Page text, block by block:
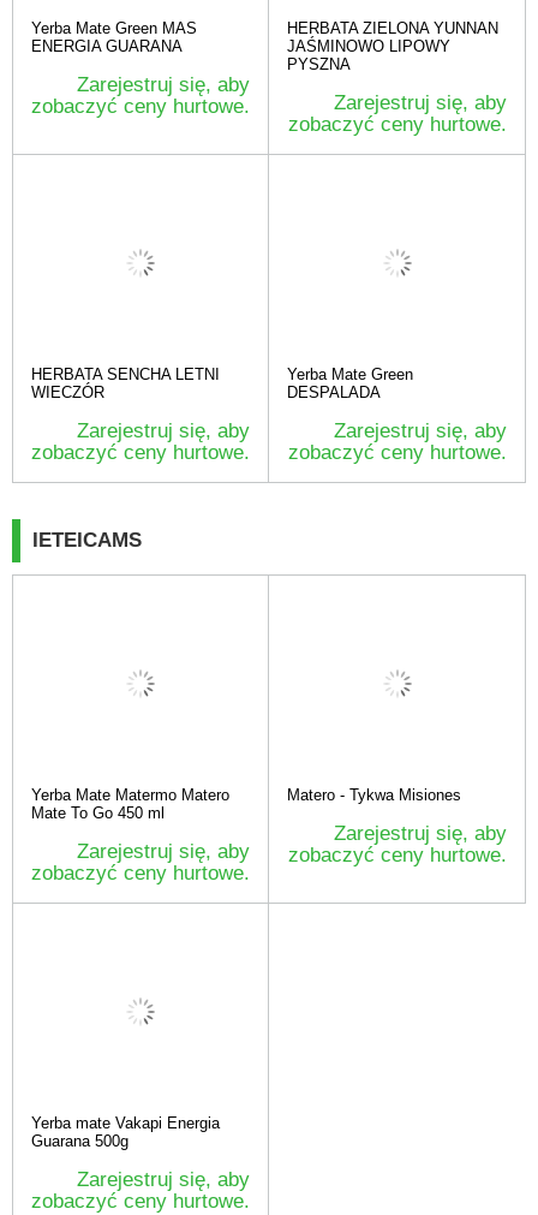
Yerba Mate Green MAS
ENERGIA GUARANA
Zarejestruj się, aby
zobaczyć ceny hurtowe.
HERBATA ZIELONA YUNNAN
JAŚMINOWO LIPOWY
PYSZNA
Zarejestruj się, aby
zobaczyć ceny hurtowe.
HERBATA SENCHA LETNI
WIECZÓR
Zarejestruj się, aby
zobaczyć ceny hurtowe.
Yerba Mate Green
DESPALADA
Zarejestruj się, aby
zobaczyć ceny hurtowe.
IETEICAMS
Yerba Mate Matermo Matero
Mate To Go 450 ml
Zarejestruj się, aby
zobaczyć ceny hurtowe.
Matero - Tykwa Misiones
Zarejestruj się, aby
zobaczyć ceny hurtowe.
Yerba mate Vakapi Energia
Guarana 500g
Zarejestruj się, aby
zobaczyć ceny hurtowe.